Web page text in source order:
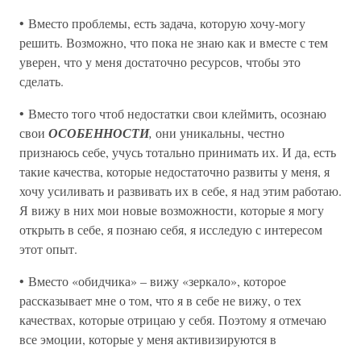
• Вместо проблемы, есть задача, которую хочу-могу
решить. Возможно, что пока не знаю как и вместе с тем
уверен, что у меня достаточно ресурсов, чтобы это
сделать.
• Вместо того чтоб недостатки свои клеймить, осознаю
свои ОСОБЕННОСТИ, они уникальны, честно
признаюсь себе, учусь тотально принимать их. И да, есть
такие качества, которые недостаточно развиты у меня, я
хочу усиливать и развивать их в себе, я над этим работаю.
Я вижу в них мои новые возможности, которые я могу
открыть в себе, я познаю себя, я исследую с интересом
этот опыт.
• Вместо «обидчика» – вижу «зеркало», которое
рассказывает мне о том, что я в себе не вижу, о тех
качествах, которые отрицаю у себя. Поэтому я отмечаю
все эмоции, которые у меня активизируются в